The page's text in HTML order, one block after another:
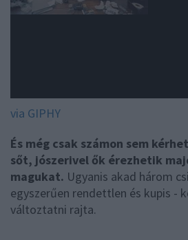
via GIPHY
És még csak számon sem
sőt, jószerivel ők érezhetik
magukat. Ugyanis akad három
egyszerűen rendettlen és kupis -
változtatni rajta.